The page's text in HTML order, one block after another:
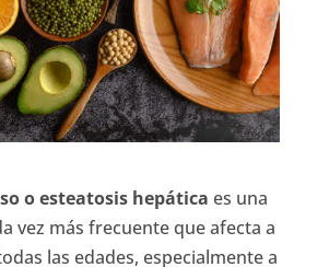
o esteatosis hepática es una
vez más frecuente que afecta a
las edades, especialmente a